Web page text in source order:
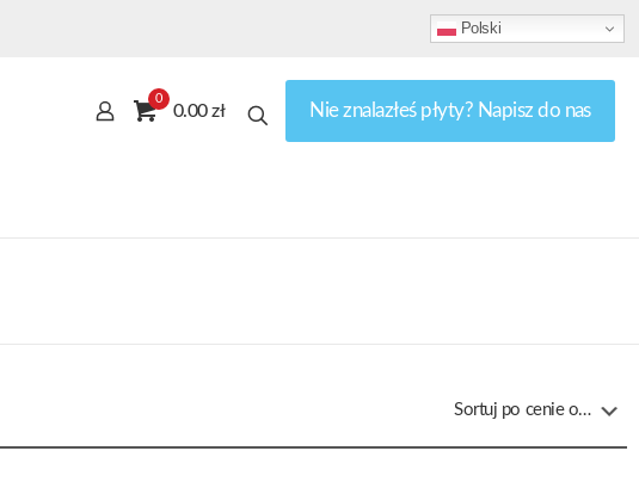
Polski
0
0.00 zł Nie znalazłeś płyty? Napisz do nas